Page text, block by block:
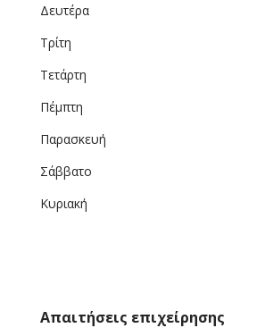
Δευτέρα
Τρίτη
Τετάρτη
Πέμπτη
Παρασκευή
Σάββατο
Κυριακή
Απαιτήσεις επιχείρησης